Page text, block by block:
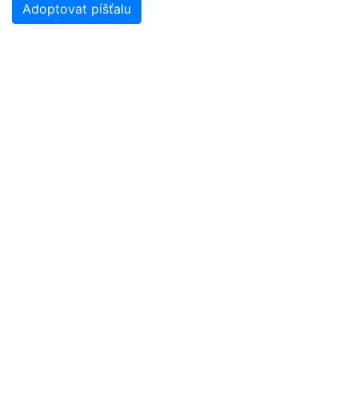
Adoptovat píšťalu